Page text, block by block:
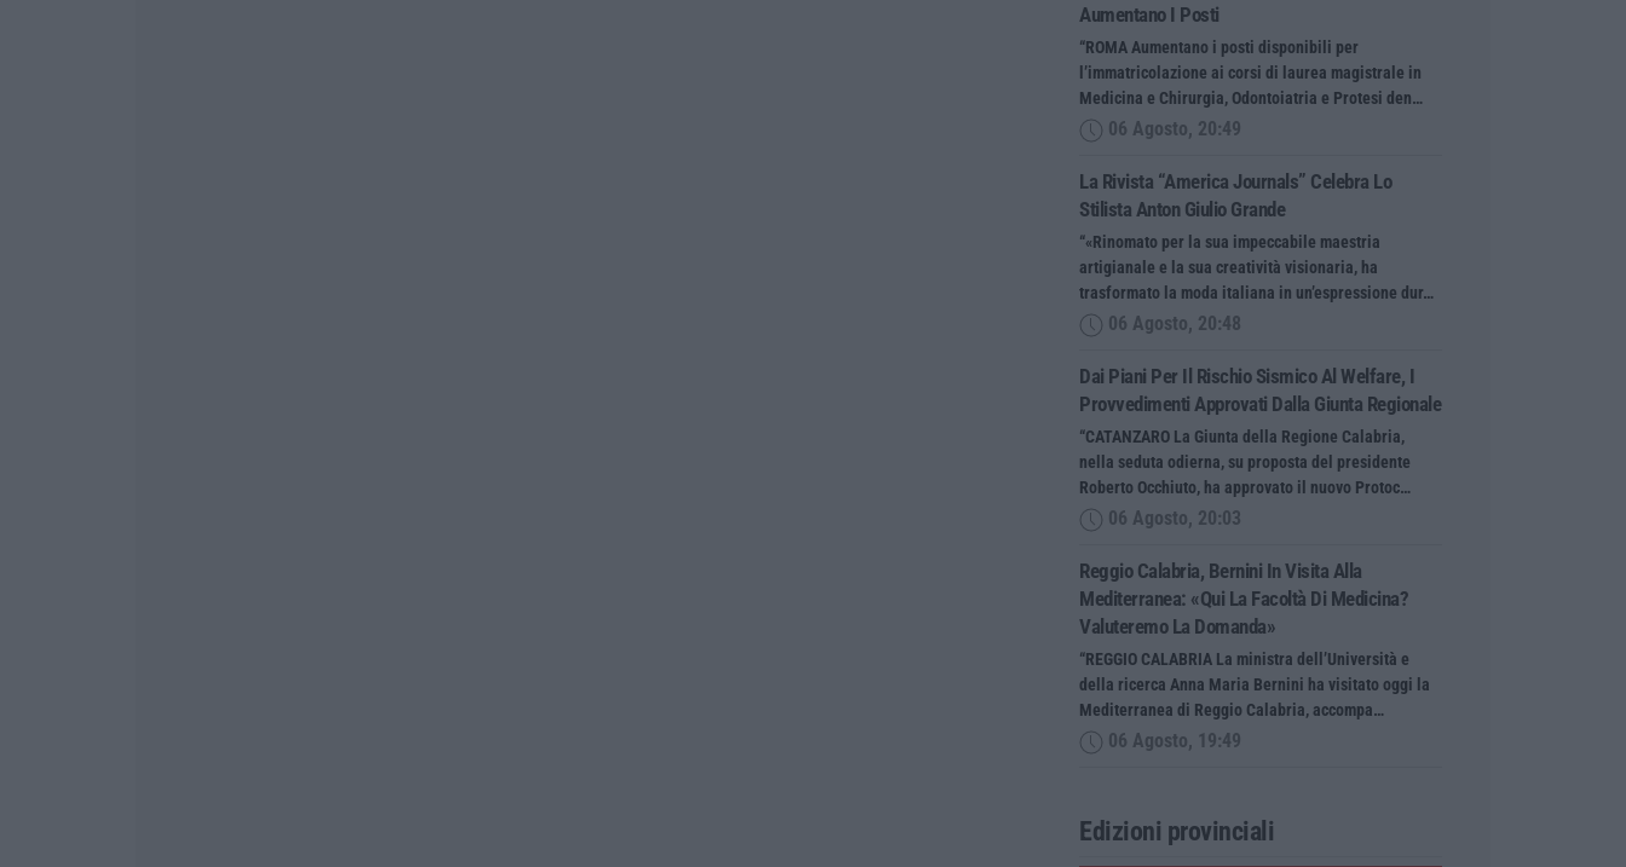
Aumentano I Posti
“ROMA Aumentano i posti disponibili per
l’immatricolazione ai corsi di laurea magistrale in
Medicina e Chirurgia, Odontoiatria e Protesi den…
06 Agosto, 20:49
La Rivista “America Journals” Celebra Lo
Stilista Anton Giulio Grande
“«Rinomato per la sua impeccabile maestria
artigianale e la sua creatività visionaria, ha
trasformato la moda italiana in un’espressione dur…
06 Agosto, 20:48
Dai Piani Per Il Rischio Sismico Al Welfare, I
Provvedimenti Approvati Dalla Giunta Regionale
“CATANZARO La Giunta della Regione Calabria,
nella seduta odierna, su proposta del presidente
Roberto Occhiuto, ha approvato il nuovo Protoc…
06 Agosto, 20:03
Reggio Calabria, Bernini In Visita Alla
Mediterranea: «Qui La Facoltà Di Medicina?
Valuteremo La Domanda»
“REGGIO CALABRIA La ministra dell’Università e
della ricerca Anna Maria Bernini ha visitato oggi la
Mediterranea di Reggio Calabria, accompa…
06 Agosto, 19:49
Edizioni provinciali